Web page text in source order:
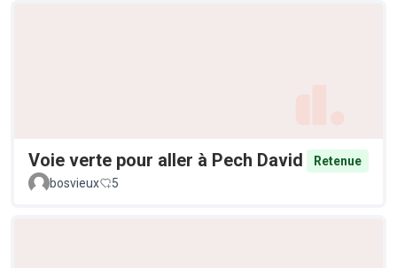
Voie verte pour aller à Pech David
Retenue
bosvieux
5